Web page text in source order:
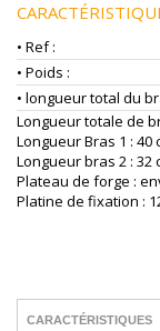
• Ref :
• Poids :
• longueur total du
Longueur totale de
Longueur Bras 1 : 40
Longueur bras 2 : 32
Plateau de forge :
Platine de fixation :
CARACTÉRISTIQUES